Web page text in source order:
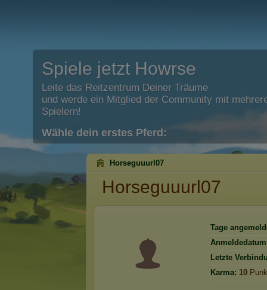
Spiele jetzt Howrse
Leite das Reitzentrum Deiner Träume
und werde ein Mitglied der Community mit
Spielern!
Wähle dein erstes Pferd:
Horseguuurl07
Horseguuurl07
Tage
Letzte
Karma: 10